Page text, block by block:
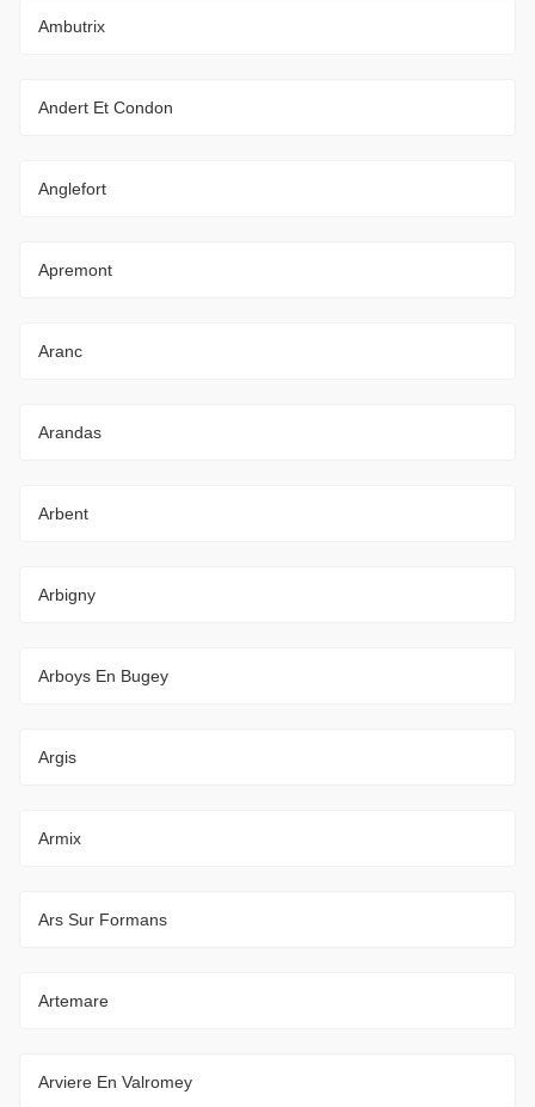
Ambutrix
Andert Et Condon
Anglefort
Apremont
Aranc
Arandas
Arbent
Arbigny
Arboys En Bugey
Argis
Armix
Ars Sur Formans
Artemare
Arviere En Valromey